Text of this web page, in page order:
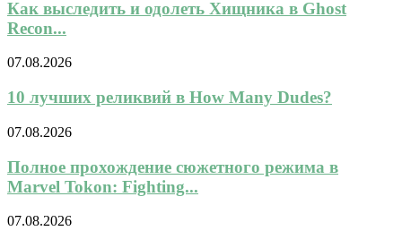
Как выследить и одолеть Хищника в Ghost
Recon...
07.08.2026
10 лучших реликвий в How Many Dudes?
07.08.2026
Полное прохождение сюжетного режима в
Marvel Tokon: Fighting...
07.08.2026